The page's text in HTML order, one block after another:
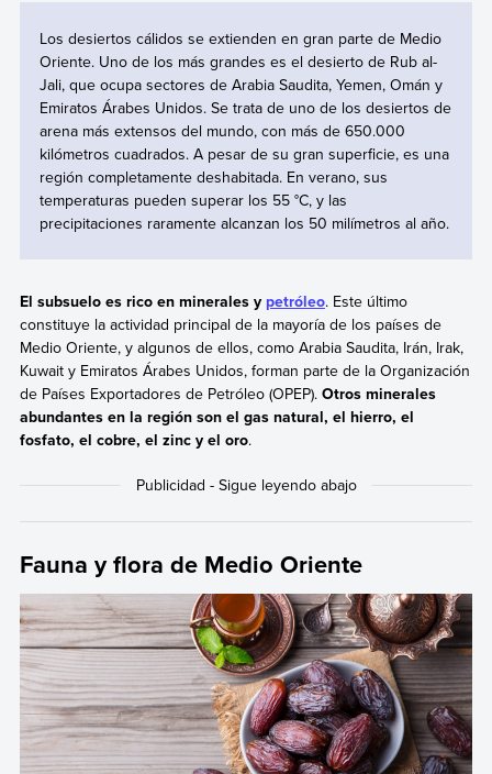
Los desiertos cálidos se extienden en gran parte de Medio
Oriente. Uno de los más grandes es el desierto de Rub al-
Jali, que ocupa sectores de Arabia Saudita, Yemen, Omán y
Emiratos Árabes Unidos. Se trata de uno de los desiertos de
arena más extensos del mundo, con más de 650.000
kilómetros cuadrados. A pesar de su gran superficie, es una
región completamente deshabitada. En verano, sus
temperaturas pueden superar los 55 °C, y las
precipitaciones raramente alcanzan los 50 milímetros al año.
El subsuelo es rico en minerales y petróleo. Este último
constituye la actividad principal de la mayoría de los países de
Medio Oriente, y algunos de ellos, como Arabia Saudita, Irán, Irak,
Kuwait y Emiratos Árabes Unidos, forman parte de la Organización
de Países Exportadores de Petróleo (OPEP). Otros minerales
abundantes en la región son el gas natural, el hierro, el
fosfato, el cobre, el zinc y el oro.
Fauna y flora de Medio Oriente